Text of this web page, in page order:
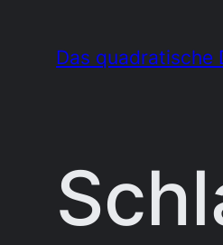
Das quadratische